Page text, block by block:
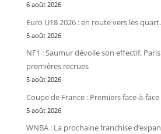
6 août 2026
Euro U18 2026 : en route vers les
5 août 2026
NF1 : Saumur dévoile son effectif,
premières recrues
5 août 2026
Coupe de France : Premiers face-à-
5 août 2026
WNBA : La prochaine franchise